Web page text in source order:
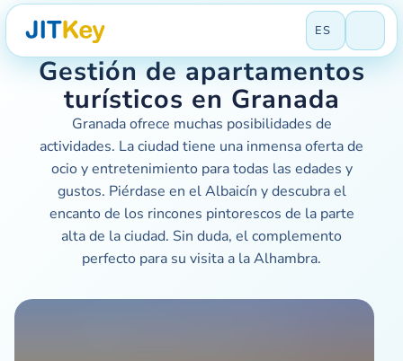
ES
Gestión de apartamentos
turísticos en Granada
Granada ofrece muchas posibilidades de
actividades. La ciudad tiene una inmensa oferta de
ocio y entretenimiento para todas las edades y
gustos. Piérdase en el Albaicín y descubra el
encanto de los rincones pintorescos de la parte
alta de la ciudad. Sin duda, el complemento
perfecto para su visita a la Alhambra.